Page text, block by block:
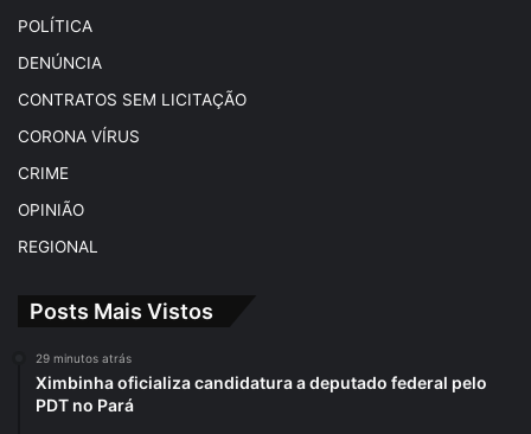
POLÍTICA
DENÚNCIA
CONTRATOS SEM LICITAÇÃO
CORONA VÍRUS
CRIME
OPINIÃO
REGIONAL
Posts Mais Vistos
29 minutos atrás
Ximbinha oficializa candidatura a deputado federal pelo
PDT no Pará